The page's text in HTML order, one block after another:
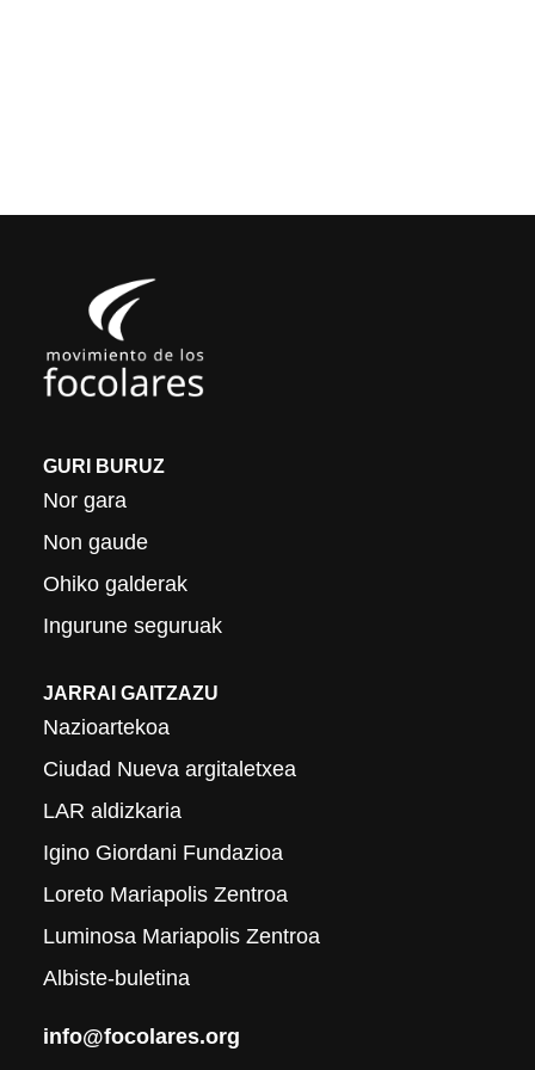
GURI BURUZ
Nor gara
Non gaude
Ohiko galderak
Ingurune seguruak
JARRAI GAITZAZU
Nazioartekoa
Ciudad Nueva argitaletxea
LAR aldizkaria
Igino Giordani Fundazioa
Loreto Mariapolis Zentroa
Luminosa Mariapolis Zentroa
Albiste-buletina
info@focolares.org